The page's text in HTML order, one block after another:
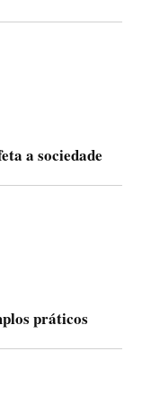
a sociedade
práticos